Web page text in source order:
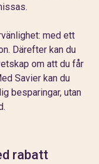
med ett
Därefter kan du
om att du får
Savier kan du
besparingar, utan
rabatt